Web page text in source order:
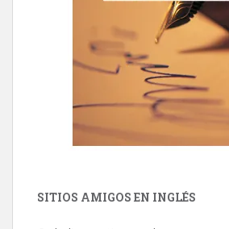
SITIOS AMIGOS EN INGLÉS